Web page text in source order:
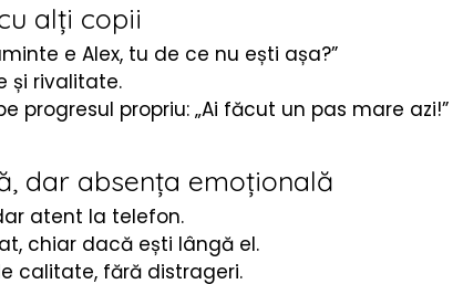
alți copii
e Alex, tu de ce nu ești așa?”
și rivalitate.
progresul propriu: „Ai făcut un pas mare azi!”
dar absența emoțională
atent la telefon.
chiar dacă ești lângă el.
calitate, fără distrageri.